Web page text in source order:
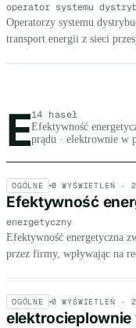
operator systemu
Operatorzy systemu
transport energii z sieci
Litera E, 14 haseł
E14 haseł
Efektywność
prądu · elektrownie w
OGÓLNE 0 WYŚWIETLEŃ ·
Efektywność
energetyczny
Efektywność energetyczna
przez firmy, wpływając na
OGÓLNE 0 WYŚWIETLEŃ ·
elektrocieplownie